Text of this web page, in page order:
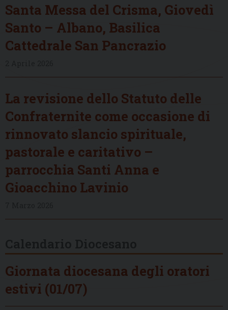
Santa Messa del Crisma, Giovedì
Santo – Albano, Basilica
Cattedrale San Pancrazio
La revisione dello Statuto delle
Confraternite come occasione di
rinnovato slancio spirituale,
pastorale e caritativo –
parrocchia Santi Anna e
Gioacchino Lavinio
Giornata diocesana degli oratori
estivi (01/07)